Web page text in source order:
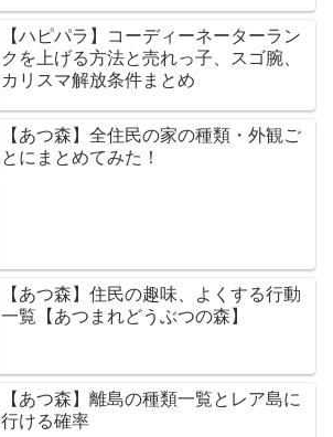
【ハピパラ】コーディーネーターラン
クを上げる方法と売れっ子、スゴ腕、
カリスマ解放条件まとめ
【あつ森】全住民の家の種類・外観ご
とにまとめてみた！
【あつ森】住民の趣味、よくする行動
一覧【あつまれどうぶつの森】
【あつ森】離島の種類一覧とレア島に
行ける確率